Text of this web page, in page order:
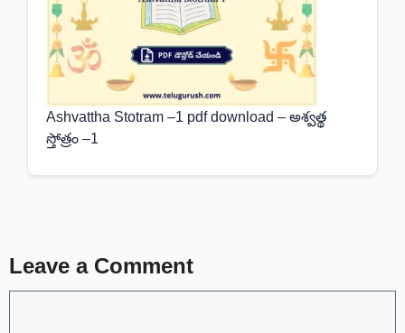
Ashvattha Stotram –1 pdf download – అశ్వత్థ
స్తోత్రం –1
Leave a Comment